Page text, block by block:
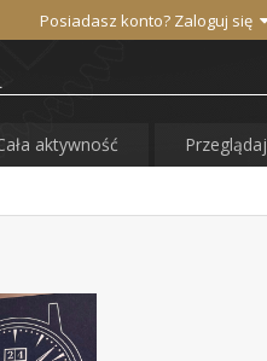
Posiadasz konto? Zaloguj się
aktywność Przeglądaj